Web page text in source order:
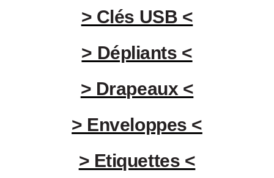
> Clés USB <
> Dépliants <
> Drapeaux <
> Enveloppes <
> Etiquettes <